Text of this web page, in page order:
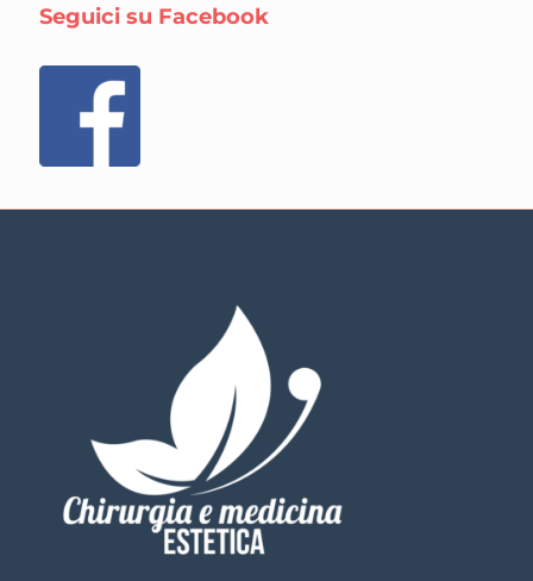
Seguici su Facebook